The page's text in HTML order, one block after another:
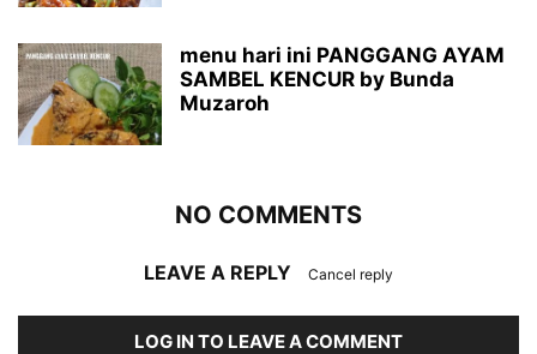
menu hari ini PANGGANG AYAM
SAMBEL KENCUR by Bunda
Muzaroh
NO COMMENTS
LEAVE A REPLY Cancel reply
LOG IN TO LEAVE A COMMENT